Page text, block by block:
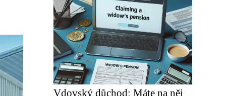
Vdovský důchod: Máte na něj